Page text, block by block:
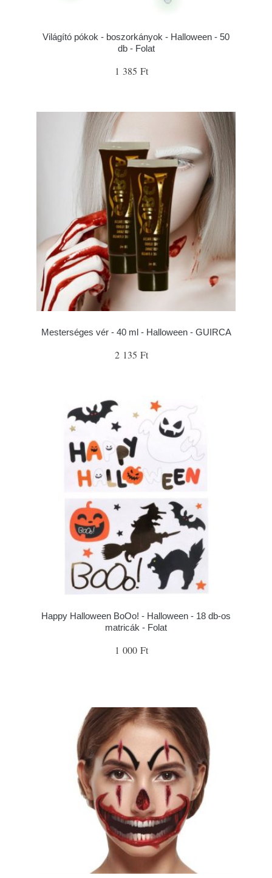
Világító pókok - boszorkányok - Halloween - 50
db - Folat
1 385 Ft
Mesterséges vér - 40 ml - Halloween - GUIRCA
2 135 Ft
Happy Halloween BoOo! - Halloween - 18 db-os
matricák - Folat
1 000 Ft